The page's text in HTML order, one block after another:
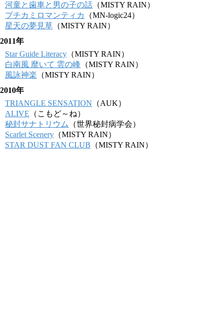
河童と歯車と男の子の話 （MISTY RAIN）
プチカミロマンティカ
（MN-logic24）
星天の夢見草 （MISTY RAIN）
2011年
Star Guide Literacy （MISTY RAIN）
白南風 靡いて 雲の峰 （MISTY RAIN）
風詠神楽 （MISTY RAIN）
2010年
TRIANGLE SENSATION （AUK）
ALIVE （こもど～ね）
秘封サナトリウム
（世界秘封病学会）
Scarlet Scenery （MISTY RAIN）
STAR DUST FAN CLUB （MISTY RAIN）